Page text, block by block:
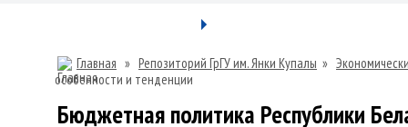
Главная » Репозиторий ГрГУ им. Янки Купалы »
особенности и тенденции
Бюджетная политика Республики